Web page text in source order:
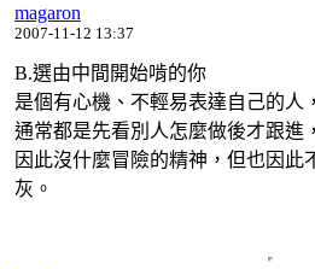
magaron
2007-11-12 13:37
B.選由中間開始啃的你
是個有心機、不輕易表達自己的人，
通常都是先看別人怎麼做後才跟進，
因此沒什麼冒險的精神，但也因此
灰。